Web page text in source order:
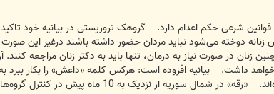
قوانین شرعی حکم اعدام دارد. گروهک تروریستی در بیانیه خود
زنانه دوخته می‌شود نباید مردان حضور داشته باشند درغیر این
زنان در صورت نیاز به درمان، تنها باید به دکتر زنان مراجعه
خواهد شد. (داعش) نامی است که برخی به گروه تکفیری موسوم به «دولت اسلامی عراق و